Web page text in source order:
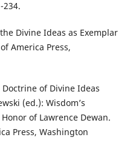
234.
Divine Ideas as Exemplar
America Press,
Doctrine of Divine Ideas
(ed.): Wisdom’s
of Lawrence Dewan.
Press, Washington